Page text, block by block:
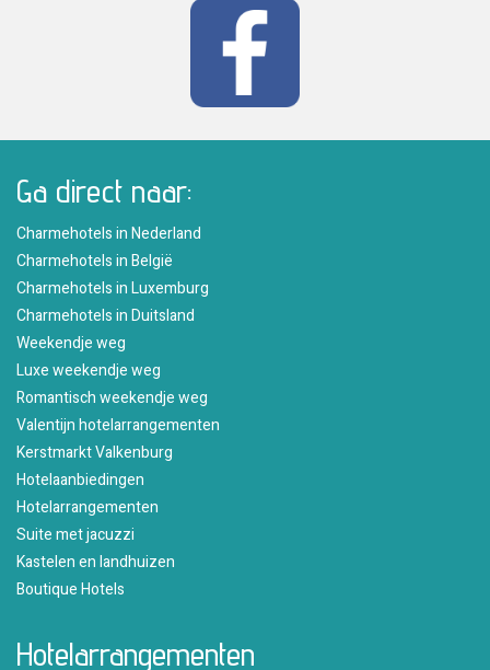
Ga direct naar:
Charmehotels in Nederland
Charmehotels in België
Charmehotels in Luxemburg
Charmehotels in Duitsland
Weekendje weg
Luxe weekendje weg
Romantisch weekendje weg
Valentijn hotelarrangementen
Kerstmarkt Valkenburg
Hotelaanbiedingen
Hotelarrangementen
Suite met jacuzzi
Kastelen en landhuizen
Boutique Hotels
Hotelarrangementen